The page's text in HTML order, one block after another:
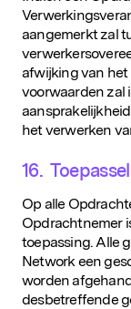
aangemerkt zal
afwijking van het
voorwaarden zal
het verwerken
16.
Op alle
Opdrachtnemer
toepassing. Alle
Network een
worden
desbetreffende